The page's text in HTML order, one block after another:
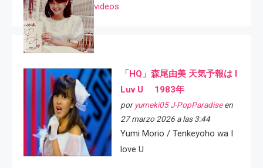
videos
「HQ」森尾由美 天気予報は I
Luv U 1983年
por yumeki05 J-PopParadiseen
27 marzo 2026 a las 3:44
Yumi Morio / Tenkeyoho wa I
love U